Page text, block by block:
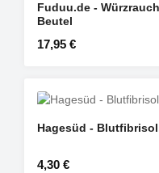
Fuduu.de -
Beutel
Regulärer Preis:
17,95 €
Hagesüd -
Regulärer Preis:
4,30 €